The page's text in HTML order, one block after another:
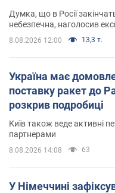
Думка, що в Росії
небезпечна, наголосив
8.08.2026 12:00 13,3 т.
Україна має
поставку ракет до
розкрив подробиці
Київ також веде активні
партнерами
8.08.2026 14:08 63
У Німеччині